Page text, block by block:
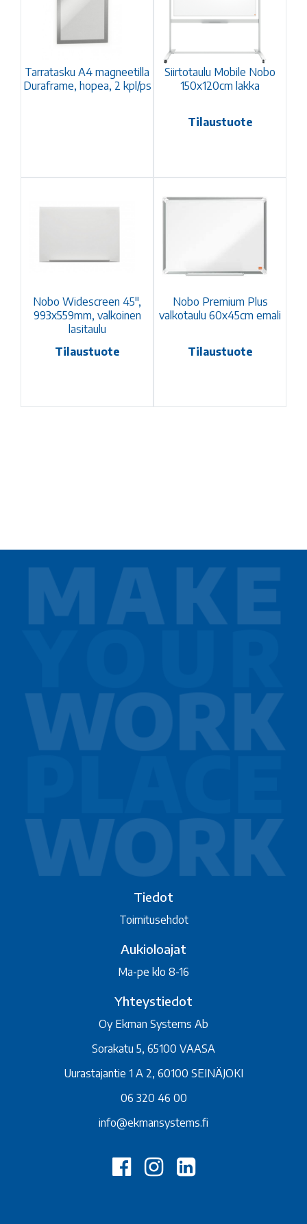
Tarratasku A4 magneetilla
Duraframe, hopea, 2 kpl/ps
Siirtotaulu Mobile Nobo
150x120cm lakka
Tilaustuote
Nobo Widescreen 45",
993x559mm, valkoinen
lasitaulu
Tilaustuote
Nobo Premium Plus
valkotaulu 60x45cm emali
Tilaustuote
Tiedot
Toimitusehdot
Aukioloajat
Ma-pe klo 8-16
Yhteystiedot
Oy Ekman Systems Ab
Sorakatu 5, 65100 VAASA
Uurastajantie 1 A 2, 60100 SEINÄJOKI
06 320 46 00
info@ekmansystems.fi